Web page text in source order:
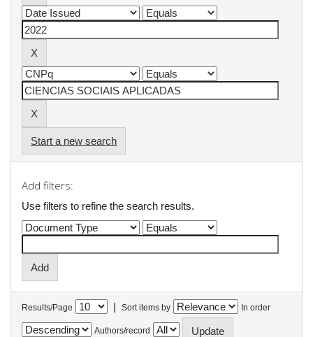
Start a new search
Add filters:
Use filters to refine the search results.
Results/Page | Sort items by In order
Authors/record